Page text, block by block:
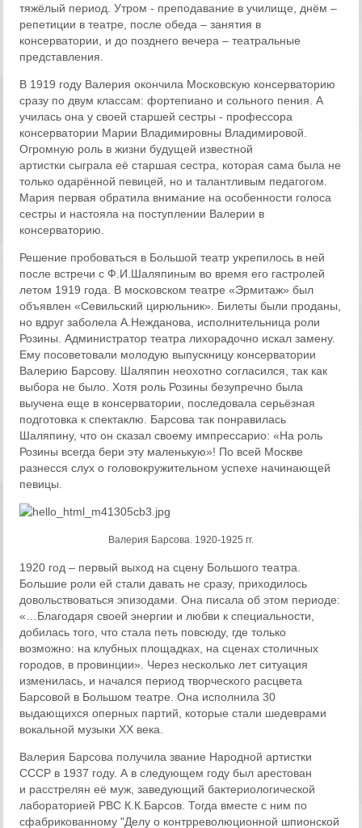
тяжёлый период. Утром - преподавание в училище, днём –
репетиции в театре, после обеда – занятия в
консерватории, и до позднего вечера – театральные
представления.
В 1919 году Валерия окон­чи­ла Московскую консерваторию
сразу по двум классам: фортепиа­но и соль­но­го пе­ния. А
училась она у своей старшей сестры - профессора
консерватории Марии Владимировны Владимировой.
Огромную роль в жизни будущей известной
артистки сыграла её старшая сестра, которая сама была не
только одарённой певицей, но и талантливым педагогом.
Мария первая обратила внимание на особенности голоса
сестры и настояла на поступлении Валерии в
консерваторию.
Решение пробоваться в Большой театр укрепилось в ней
после встречи с Ф.И.Шаляпиным во время его гастролей
летом 1919 года. В московском театре «Эрмитаж» был
объявлен «Севильский цирюльник». Билеты были проданы,
но вдруг заболела А.Нежданова, исполнительница роли
Розины. Администратор театра лихорадочно искал замену.
Ему посоветовали молодую выпускницу консерватории
Валерию Барсову. Шаляпин неохотно согласился, так как
выбора не было. Хотя роль Розины безупречно была
выучена еще в консерватории, последовала серьёзная
подготовка к спектаклю. Барсова так понравилась
Шаляпину, что он сказал своему импрессарио: «На роль
Розины всегда бери эту маленькую»! По всей Москве
разнесся слух о головокружительном успехе начинающей
певицы.
Валерия Барсова. 1920-1925 гг.
1920 год – первый выход на сцену Большого театра.
Большие роли ей стали давать не сразу, приходилось
довольствоваться эпизодами. Она писала об этом периоде:
«…Благодаря своей энергии и любви к специальности,
добилась того, что стала петь повсюду, где только
возможно: на клубных площадках, на сценах столичных
городов, в провинции». Через несколько лет ситуация
изменилась, и начался период творческого расцвета
Барсовой в Большом театре. Она исполнила 30
выдающихся оперных партий, которые стали шедеврами
вокальной музыки ХХ века.
Валерия Барсова получила звание Народной артистки
СССР в 1937 году. А в следующем году был арестован
и расстрелян её муж, заведующий бактериологической
лабораторией РВС К.К.Барсов. Тогда вместе с ним по
сфабрикованному "Делу о контрреволюционной шпионской